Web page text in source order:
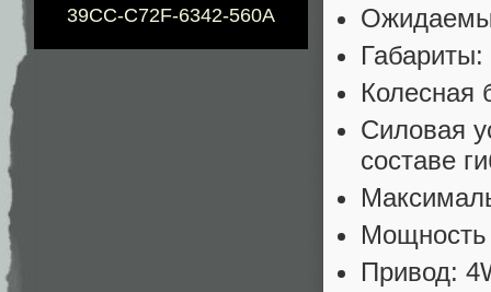
39CC-C72F-6342-560A
Колесная
Силовая
составе
Привод: